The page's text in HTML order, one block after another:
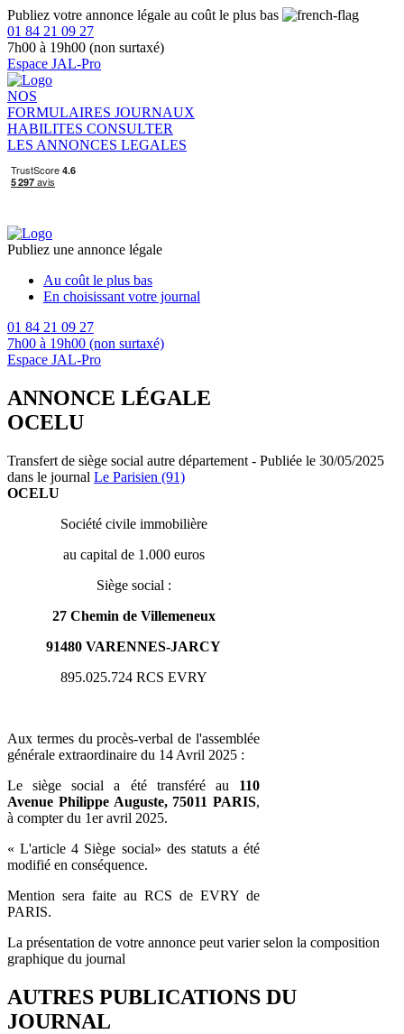
Publiez votre annonce légale au coût le plus bas
01 84 21 09 27
7h00 à 19h00 (non surtaxé)
Espace JAL-Pro
NOS
FORMULAIRES JOURNAUX
HABILITES CONSULTER
LES ANNONCES LEGALES
Publiez une annonce légale
Au coût le plus bas
En choisissant votre journal
01 84 21 09 27
7h00 à 19h00 (non surtaxé)
Espace JAL-Pro
ANNONCE LÉGALE
OCELU
Transfert de siège social autre département - Publiée le 30/05/2025
dans le journal Le Parisien (91)
OCELU
Société civile immobilière
au capital de 1.000 euros
Siège social :
27 Chemin de Villemeneux
91480 VARENNES-JARCY
895.025.724 RCS EVRY
Aux termes du procès-verbal de l'assemblée
générale extraordinaire du 14 Avril 2025 :
Le siège social a été transféré au 110
Avenue Philippe Auguste, 75011 PARIS,
à compter du 1er avril 2025.
« L'article 4 Siège social» des statuts a été
modifié en conséquence.
Mention sera faite au RCS de EVRY de
PARIS.
La présentation de votre annonce peut varier selon la composition
graphique du journal
AUTRES PUBLICATIONS DU
JOURNAL